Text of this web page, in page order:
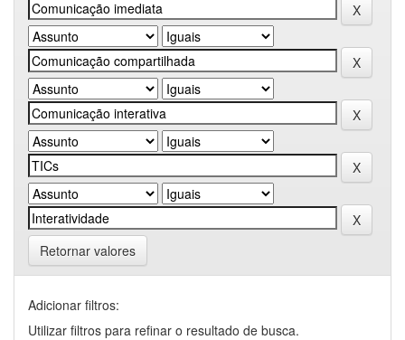
Retornar valores
Adicionar filtros:
Utilizar filtros para refinar o resultado de busca.